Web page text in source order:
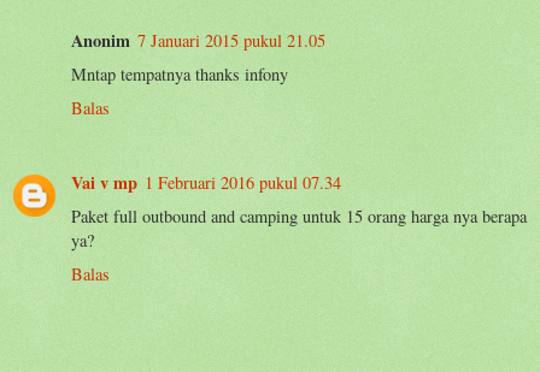
Anonim 7 Januari 2015 pukul 21.05
Mntap tempatnya thanks infony
Balas
Vai v mp 1 Februari 2016 pukul 07.34
Paket full outbound and camping untuk 15 orang harga nya berapa
ya?
Balas